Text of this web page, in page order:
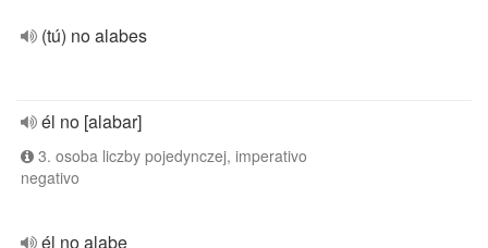
(tú) no alabes
él no [alabar]
3. osoba liczby pojedynczej, imperativo
negativo
él no alabe